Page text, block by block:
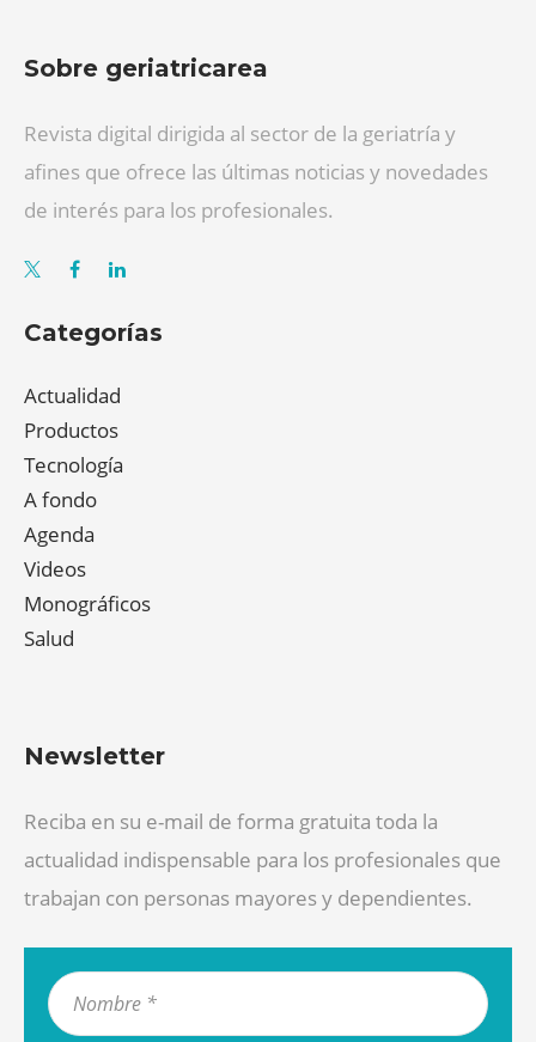
Sobre geriatricarea
Revista digital dirigida al sector de la geriatría y
afines que ofrece las últimas noticias y novedades
de interés para los profesionales.
Categorías
Actualidad
Productos
Tecnología
A fondo
Agenda
Videos
Monográficos
Salud
Newsletter
Reciba en su e-mail de forma gratuita toda la
actualidad indispensable para los profesionales que
trabajan con personas mayores y dependientes.